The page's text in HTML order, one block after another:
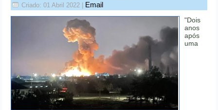
Criado: 01 Abril 2022 Email
"Dois
anos
após
uma